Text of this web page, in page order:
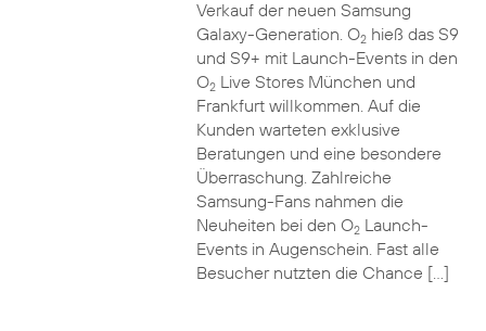
Verkauf der neuen Samsung
Galaxy-Generation. O2hieß das S9
und S9+ mit Launch-Events in den
O2Live Stores München und
Frankfurt willkommen. Auf die
Kunden warteten exklusive
Beratungen und eine besondere
Überraschung. Zahlreiche
Samsung-Fans nahmen die
Neuheiten bei den O2Launch-
Events in Augenschein. Fast alle
Besucher nutzten die Chance […]